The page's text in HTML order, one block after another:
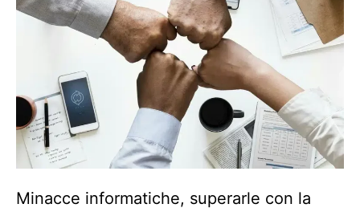
Minacce informatiche, superarle con la